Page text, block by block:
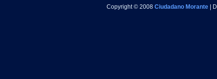
Copyright © 2008 Ciudadano Morante |